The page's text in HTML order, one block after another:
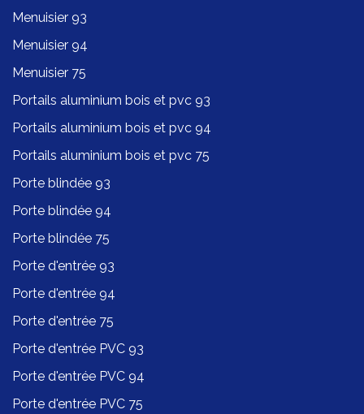
Menuisier 93
Menuisier 94
Menuisier 75
Portails aluminium bois et pvc 93
Portails aluminium bois et pvc 94
Portails aluminium bois et pvc 75
Porte blindée 93
Porte blindée 94
Porte blindée 75
Porte d'entrée 93
Porte d'entrée 94
Porte d'entrée 75
Porte d'entrée PVC 93
Porte d'entrée PVC 94
Porte d'entrée PVC 75